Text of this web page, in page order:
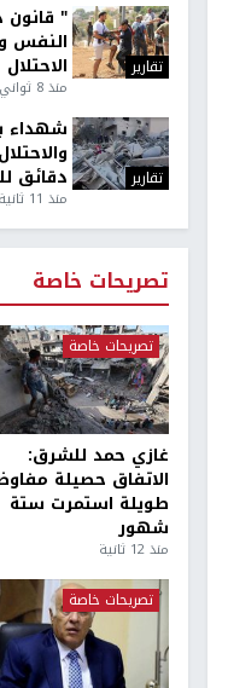
تقارير
"
النفس
الاحتلال
منذ 8 ثواني
تقارير
شهداء
دقائق
منذ 11 ثانية
تصريحات خاصة
تصريحات خاصة
غازي حمد للشرق:
الاتفاق حصيلة
طويلة استمرت ستة
شهور
منذ 12 ثانية
تصريحات خاصة